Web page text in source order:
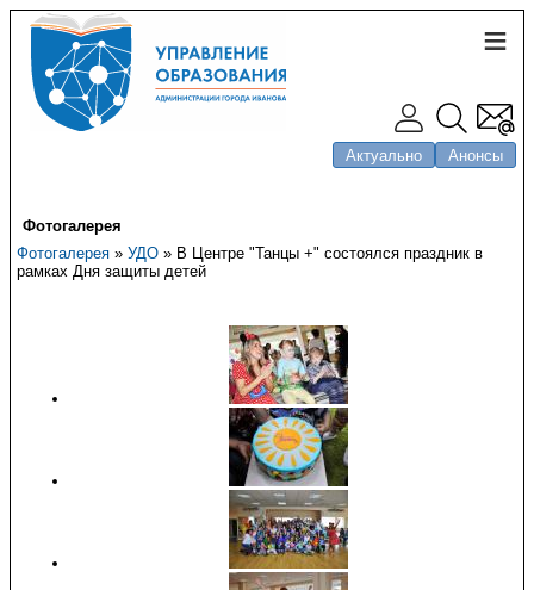
Актуально Анонсы
Фотогалерея
Фотогалерея » УДО » В Центре "Танцы +" состоялся праздник в
рамках Дня защиты детей